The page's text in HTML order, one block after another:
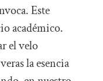
Este
académico.
el velo
la esencia